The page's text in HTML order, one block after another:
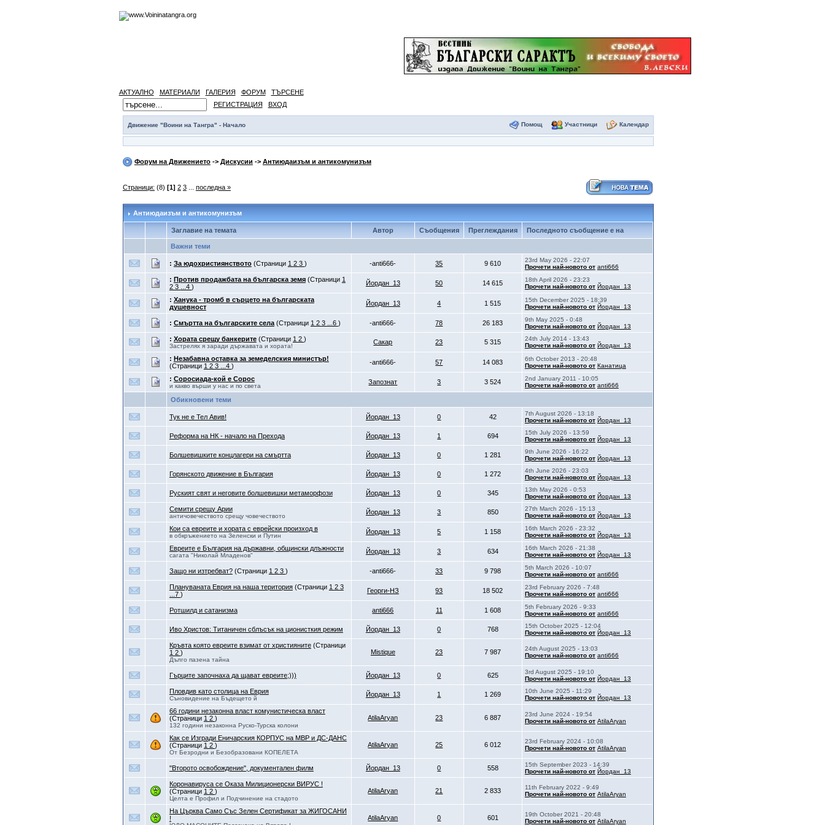
АКТУАЛНО МАТЕРИАЛИ ГАЛЕРИЯ ФОРУМ
ТЪРСЕНЕ
РЕГИСТРАЦИЯ
ВХОД
Движение "Воини на Тангра" - Начало Помощ Участници Календар
Форум на Движението-> Дискусии -> Антиюдаизъм и антикомунизъм
Страници: (8) [1] 2 3... последна »
Антиюдаизъм и антикомунизъм
Заглавие на темата Автор Съобщения Преглеждания Последното съобщение е на
Важни теми
: За юдохристиянството (Страници 1 2 3 ) -anti666- 35 9 610
23rd May 2026 - 22:07
Прочети най-новото от anti666
: Против продажбата на българска земя (Страници 1
2 3 ...4 ) Йордан_13 50 14 615
18th April 2026 - 23:23
Прочети най-новото от Йордан_13
: Ханука - тромб в сърцето на българската
душевност
Йордан_13 4 1 515
15th December 2025 - 18:39
Прочети най-новото от Йордан_13
: Смъртта на българските села (Страници 1 2 3 ...6 ) -anti666- 78 26 183
9th May 2025 - 0:48
Прочети най-новото от Йордан_13
: Хората срещу банкерите (Страници 1 2 )
Застрелях я заради държавата и хората!
Сакар 23 5 315
24th July 2014 - 13:43
Прочети най-новото от Йордан_13
: Незабавна оставка за земеделския министър!
(Страници 1 2 3 ...4 ) -anti666- 57 14 083
6th October 2013 - 20:48
Прочети най-новото от Канатица
: Соросиада-кой е Сорос
и какво върши у нас и по света
Запознат 3 3 524
2nd January 2011 - 10:05
Прочети най-новото от anti666
Обикновени теми
Тук не е Тел Авив! Йордан_13 0 42
7th August 2026 - 13:18
Прочети най-новото от Йордан_13
Реформа на НК - начало на Прехода Йордан_13 1 694
15th July 2026 - 13:59
Прочети най-новото от Йордан_13
Болшевишките концлагери на смъртта Йордан_13 0 1 281
9th June 2026 - 16:22
Прочети най-новото от Йордан_13
Горянското движение в България Йордан_13 0 1 272
4th June 2026 - 23:03
Прочети най-новото от Йордан_13
Руският свят и неговите болшевишки метаморфози Йордан_13 0 345
13th May 2026 - 0:53
Прочети най-новото от Йордан_13
Семити срещу Арии
античовечеството срещу човечеството
Йордан_13 3 850
27th March 2026 - 15:13
Прочети най-новото от Йордан_13
Кои са евреите и хората с еврейски произход в
в обкръжението на Зеленски и Путин
Йордан_13 5 1 158
16th March 2026 - 23:32
Прочети най-новото от Йордан_13
Евреите е България на държавни, общински длъжности
сагата "Николай Младенов"
Йордан_13 3 634
16th March 2026 - 21:38
Прочети най-новото от Йордан_13
Защо ни изтребват? (Страници 1 2 3 ) -anti666- 33 9 798
5th March 2026 - 10:07
Прочети най-новото от anti666
Плануваната Еврия на наша територия (Страници 1 2 3
...7 ) Георги-НЗ 93 18 502
23rd February 2026 - 7:48
Прочети най-новото от anti666
Ротшилд и сатанизма anti666 11 1 608
5th February 2026 - 9:33
Прочети най-новото от anti666
Иво Христов: Титаничен сблъсък на ционисткия режим Йордан_13 0 768
15th October 2025 - 12:04
Прочети най-новото от Йордан_13
Кръвта която евреите взимат от християните (Страници
1 2 )
Дълго пазена тайна
Mistique 23 7 987
24th August 2025 - 13:03
Прочети най-новото от anti666
Гърците започнаха да щават евреите;))) Йордан_13 0 625
3rd August 2025 - 19:10
Прочети най-новото от Йордан_13
Пловдив като столица на Еврия
Съновидение на Бъдещето й
Йордан_13 1 1 269
10th June 2025 - 11:29
Прочети най-новото от Йордан_13
66 години незаконна власт комунистическа власт
(Страници 1 2 )
132 години незаконна Руско-Турска колони
AtilaAryan 23 6 887
23rd June 2024 - 19:54
Прочети най-новото от AtilaAryan
Как се Изгради Еничарския КОРПУС на МВР и ДС-ДАНС
(Страници 1 2 )
От Безродни и Безобразовани КОПЕЛЕТА
AtilaAryan 25 6 012
23rd February 2024 - 10:08
Прочети най-новото от AtilaAryan
"Второто освобождение", документален филм Йордан_13 0 558
15th September 2023 - 14:39
Прочети най-новото от Йордан_13
Коронавируса се Оказа Милиционерски ВИРУС !
(Страници 1 2 )
Целта е Профил и Подчинение на стадото
AtilaAryan 21 2 833
11th February 2022 - 9:49
Прочети най-новото от AtilaAryan
На Църква Само Със Зелен Сертификат за ЖИГОСАНИ
!
AtilaAryan 0 601
19th October 2021 - 20:48
Прочети най-новото от AtilaAryan